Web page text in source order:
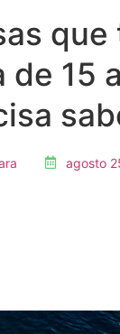
que
de 15
agosto